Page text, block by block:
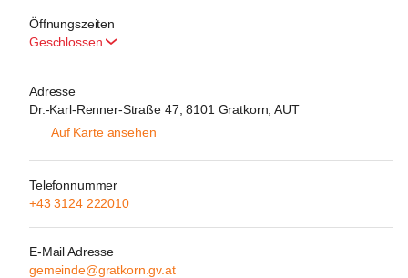
Öffnungszeiten
Geschlossen
Adresse
Dr.-Karl-Renner-Straße 47, 8101 Gratkorn, AUT
Auf Karte ansehen
Telefonnummer
+43 3124 222010
E-Mail Adresse
gemeinde@gratkorn.gv.at